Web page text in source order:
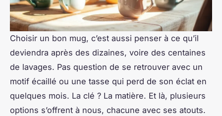
Choisir un bon mug, c’est aussi penser à ce qu’il
deviendra après des dizaines, voire des centaines
de lavages. Pas question de se retrouver avec un
motif écaillé ou une tasse qui perd de son éclat en
quelques mois. La clé ? La matière. Et là, plusieurs
options s’offrent à nous, chacune avec ses atouts.